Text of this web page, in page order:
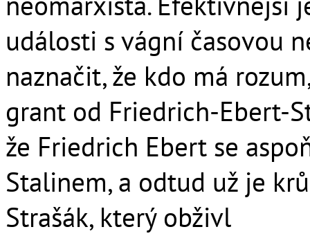
události s vágní časovou
naznačit, že kdo má
grant od Friedrich-Ebert-
že Friedrich Ebert se
Stalinem, a odtud už je
Strašák, který obživl